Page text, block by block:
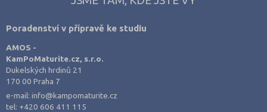
Zemědělství a lesnictví
Veterinářství
Hotelnictví, turismus, gastronomie
Policejní a vojenské obory
Právo
Poradenství v přípravě ke studiu
AMOS -
KamPoMaturite.cz, s.r.o.
Dukelských hrdinů 21
170 00 Praha 7
e-mail:info@kampomaturite.cz
tel: +420 606 411 115